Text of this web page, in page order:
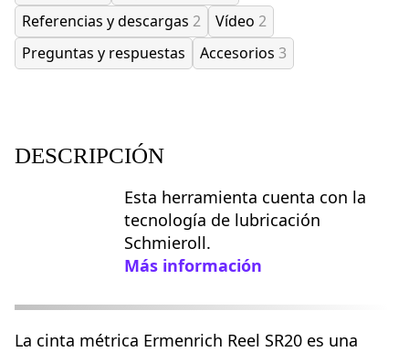
Referencias y descargas 2 Vídeo 2
Preguntas y respuestas
Accesorios 3
DESCRIPCIÓN
Esta herramienta cuenta con la
tecnología de lubricación
Schmieroll.
Más información
La cinta métrica Ermenrich Reel SR20 es una